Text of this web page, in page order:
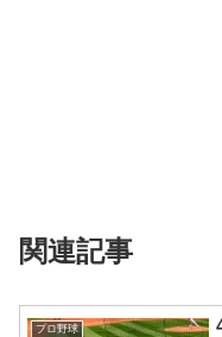
関連記事
プロ野球